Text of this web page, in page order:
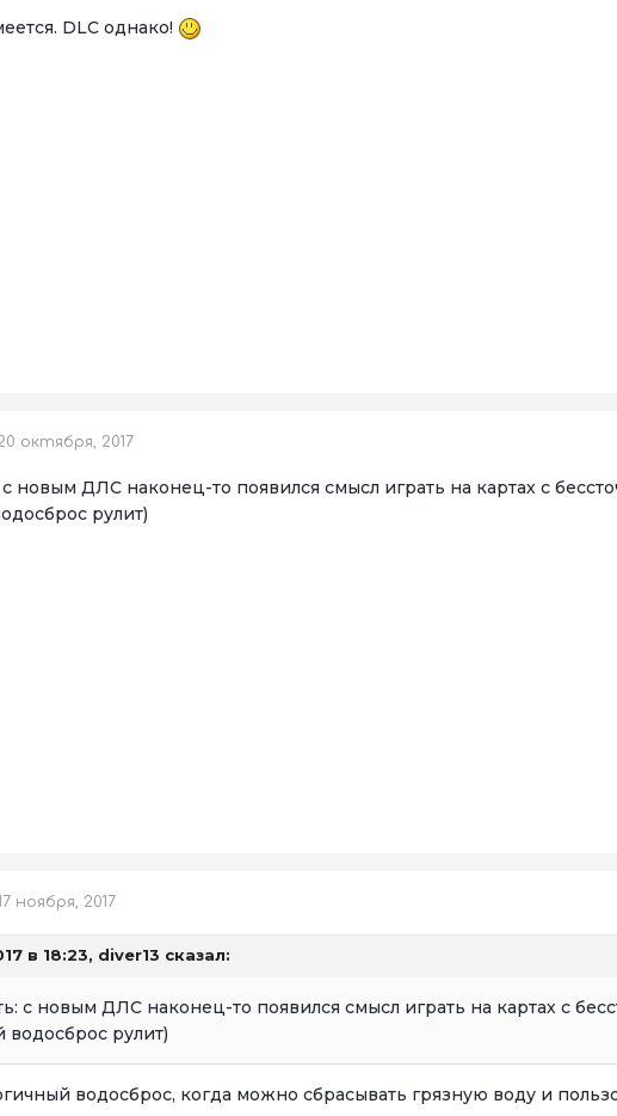
DLC однако!
октября, 2017
новым ДЛС наконец-то появился смысл играть на картах с
рулит)
ноября, 2017
в 18:23, diver13 сказал:
с новым ДЛС наконец-то появился смысл играть на картах с
водосброс рулит)
водосброс, когда можно сбрасывать грязную воду и